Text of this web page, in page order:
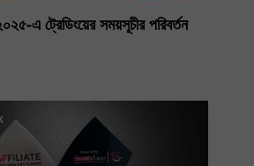
এ ট্রেডিংয়ের সময়সূচীর পরিবর্তন